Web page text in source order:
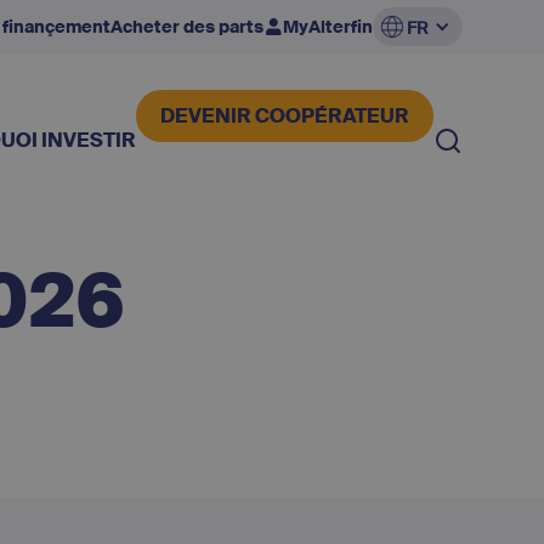
Acheter des parts MyAlterfin FR
INVESTIR
DEVENIR COOPÉRATEUR